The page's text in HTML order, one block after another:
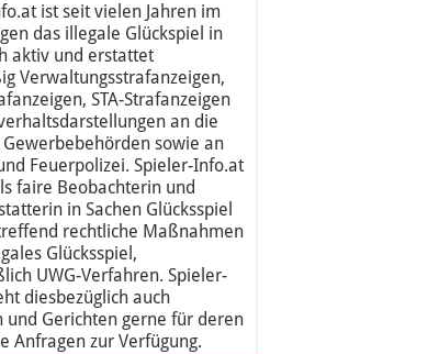
ist seit vielen Jahren im
das illegale Glückspiel in
aktiv und erstattet
Verwaltungsstrafanzeigen,
STA-Strafanzeigen
an die
Gewerbebehörden sowie an
Feuerpolizei. Spieler-Info.at
faire Beobachterin und
in Sachen Glücksspiel
rechtliche Maßnahmen
Glücksspiel,
UWG-Verfahren. Spieler-
diesbezüglich auch
und Gerichten gerne für deren
Anfragen zur Verfügung.